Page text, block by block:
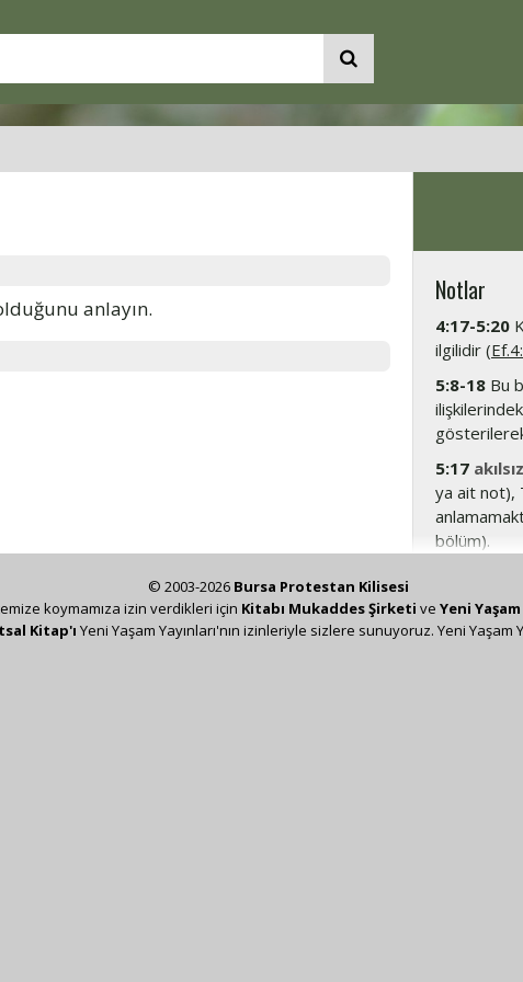
anlayın.
Notlar
4:17-5:20
ilgilidir (
5:8-18 Bu
5:17
ya ait not),
bölüm).
© 2003-2026 Bursa Protestan Kilisesi
koymamıza izin verdikleri için Kitabı Mukaddes Şirketi ve Yeni
Kitap'ı Yeni Yaşam Yayınları'nın izinleriyle sizlere sunuyoruz. Yeni Yaşam